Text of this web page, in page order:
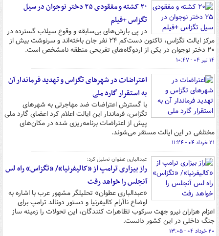
۲۰ کشته و مفقودی ۲۵ دختر نوجوان در سیل
تگزاس +فیلم
در پی بارش‌های بی‌سابقه و وقوع سیلاب گسترده در
مرکز ایالت تگزاس، تاکنون دست‌کم ۲۴ نفر جان باخته‌اند و سرنوشت بیش از
۲۰ دختر نوجوان در یکی از اردوگاه‌های تفریحی منطقه نامشخص است.
۱۴ تیر ۰۴ - ۱۰:۴۷
اعتراضات در شهرهای تگزاس و تهدید فرماندار آن
به استقرار گارد ملی
با گسترش اعتراضات ضد مهاجرتی به شهرهای
تگزاس، فرماندار این ایالت اعلام کرد اعضای گارد ملی
پیش از اعتراضات برنامه‌ریزی شده در مکان‌های
مختلفی در این ایالت مستقر می‌شوند.
۲۱ خرداد ۰۴ - ۱۱:۲۴
عبدالباری عطوان تحلیل کرد؛
راز بیزاری ترامپ از «کالیفرنیا»/ «تگزاس» راه لس
آنجلس را خواهد رفت
«عبدالباری عطوان» تحلیلگر مشهور عرب با اشاره به
اوضاع ناآرام کالیفرنیا و دستور دونالد ترامپ برای
اعزام هزاران نیرو جهت سرکوب تظاهرات کنندگان، این تحولات را زمینه ساز
جنگ داخلی در این کشور دانست.
۲۰ خرداد ۰۴ - ۱۳:۰۵